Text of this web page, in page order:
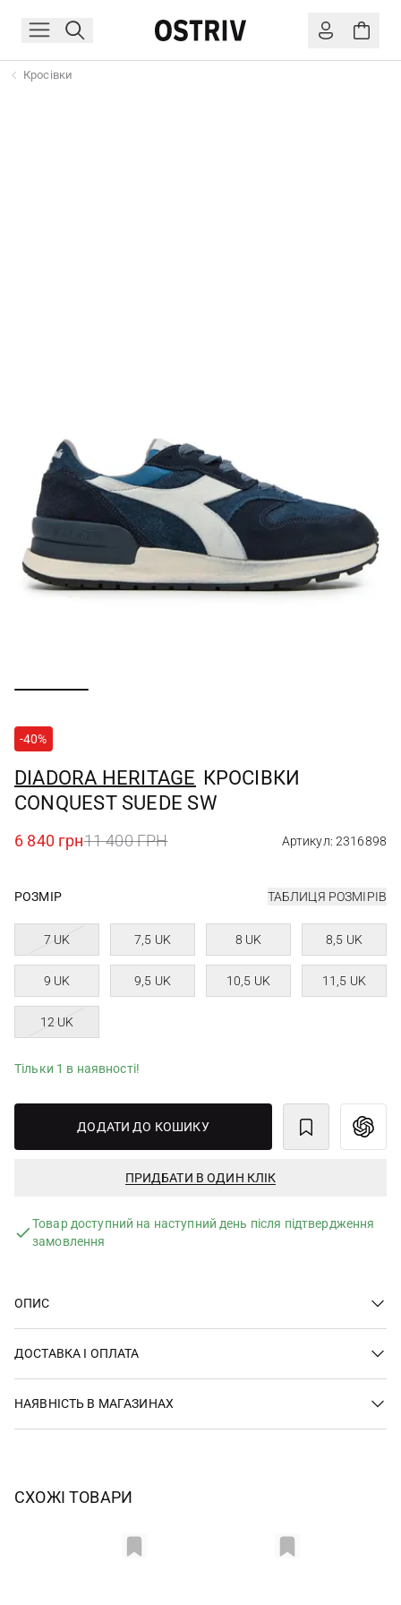
Кросівки
-40%
DIADORA HERITAGE КРОСІВКИ
CONQUEST SUEDE SW
6 840 грн11 400 ГРН Артикул: 2316898
РОЗМІР ТАБЛИЦЯ РОЗМІРІВ
7 UK 7,5 UK 8 UK 8,5 UK
9 UK 9,5 UK 10,5 UK 11,5 UK
12 UK
Тільки 1 в наявності!
ДОДАТИ ДО КОШИКУ
ПРИДБАТИ В ОДИН КЛІК
Товар доступний на наступний день після підтвердження
замовлення
ОПИС
ДОСТАВКА І ОПЛАТА
НАЯВНІСТЬ В МАГАЗИНАХ
СХОЖІ ТОВАРИ